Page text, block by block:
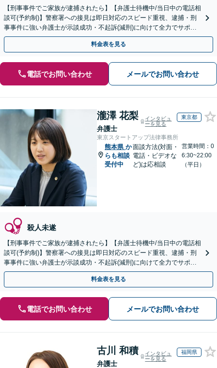
【刑事事件でご家族が逮捕されたら】【弁護士待機中/当日中の電話相
談可(予約制)】警察署への接見は即日対応のスピード重視、逮捕・刑
事事件に強い弁護士が示談成功・不起訴(減刑)に向けて全力でサポー
トします。【加害者側の相談専門】
料金表を見る
電話でお問い合わせ メールでお問い合わせ
瀧澤 花梨
弁護士
インタビュ
ーを見る
東京都
東京スタートアップ法律事務所
熊本県 か
らも相談
受付中
面談方法(対面・
電話・ビデオな
ど)は応相談
営業時間：0
6:30~22:00
（平日）
殺人未遂
【刑事事件でご家族が逮捕されたら】【弁護士待機中/当日中の電話相
談可(予約制)】警察署への接見は即日対応のスピード重視、逮捕・刑
事事件に強い弁護士が示談成功・不起訴(減刑)に向けて全力でサポー
トします。【加害者側の相談専門】
料金表を見る
電話でお問い合わせ メールでお問い合わせ
古川 和積
弁護士
インタビュ
ーを見る
福岡県